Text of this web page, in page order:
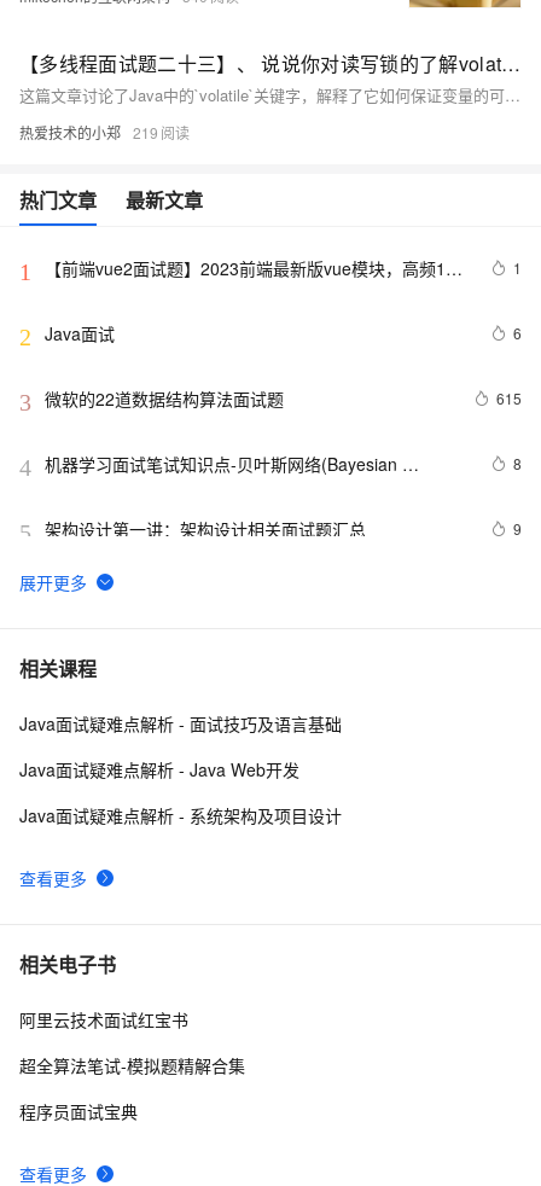
【多线程面试题二十三】、 说说你对读写锁的了解volatile关键字有什么用？
这篇文章讨论了Java中的`volatile`关键字，解释了它如何保证变量的可见性和禁止指令重排，以及它不能保证复合操作的原子性。
热爱技术的小郑 219
热门文章 最新文章
1
【前端vue2面试题】2023前端最新版vue模块，高频17
1
2 Java面试 6
3 微软的22道数据结构算法面试题 615
4 机器学习面试笔试知识点-贝叶斯网络(Bayesian
8
5 架构设计第一讲：架构设计相关面试题汇总 9
6
揭秘CSS布局神器：vw/vh、rem、%与px大PK，掌握它
7 Python深度学习面试：CNN、RNN与Transformer详解
8 10年Java面试总结：Java程序员面试必备的面试技巧
行TLS四次握手
相关课程
查看更多
Java面试疑难点解析 - 面试技巧及语言基础
Java面试疑难点解析 - Java Web开发
Java面试疑难点解析 - 系统架构及项目设计
相关电子书
查看更多
阿里云技术面试红宝书
超全算法笔试-模拟题精解合集
程序员面试宝典